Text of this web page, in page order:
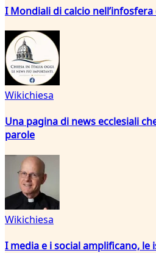
I Mondiali di calcio nell’infosfera
Wikichiesa
Una pagina di news ecclesiali
parole
Wikichiesa
I media e i social amplificano,